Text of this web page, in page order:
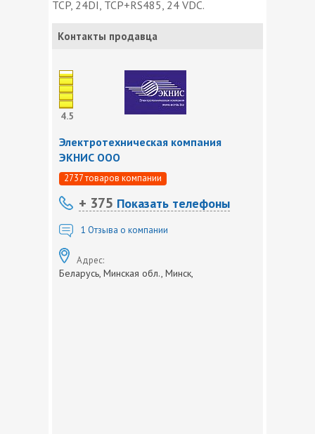
TCP, 24DI, TCP+RS485, 24 VDC.
Контакты продавца
4.5
Электротехническая компания
ЭКНИС ООО
2737 товаров компании
+ 375 Показать телефоны
1 Отзыва о компании
Адрес:
Беларусь, Минская обл., Минск,